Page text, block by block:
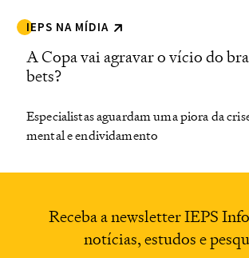
IEPS NA MÍDIA
A Copa vai agravar o vício do
bets?
Especialistas aguardam uma piora da
mental e endividamento
Receba a newsletterIEPS
notícias, estudos e